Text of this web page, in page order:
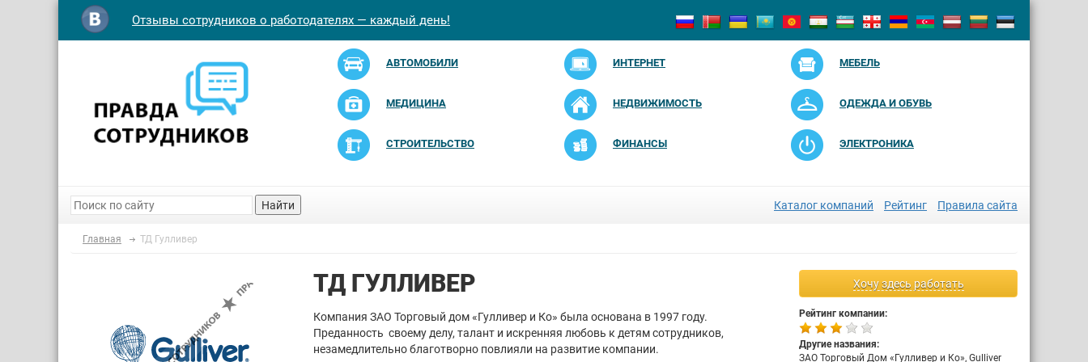
Отзывы сотрудников о работодателях — каждый день!
АВТОМОБИЛИ ИНТЕРНЕТ МЕБЕЛЬ
МЕДИЦИНА НЕДВИЖИМОСТЬ ОДЕЖДА И ОБУВЬ
СТРОИТЕЛЬСТВО ФИНАНСЫ ЭЛЕКТРОНИКА
Найти Каталог компаний Рейтинг Правила сайта
Главная ТД Гулливер
Хочу здесь работать
Рейтинг компании:
Другие названия:
ЗАО Торговый Дом «Гулливер и Ко», Gulliver
ТД ГУЛЛИВЕР
Компания ЗАО Торговый дом «Гулливер и Ко» была основана в 1997 году.
Преданность cвоему делу, талант и искренняя любовь к детям сотрудников,
незамедлительно благотворно повлияли на развитие компании.